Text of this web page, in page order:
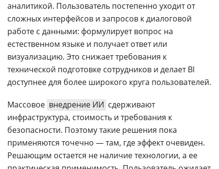
аналитикой. Пользователь постепенно уходит от
сложных интерфейсов и запросов к диалоговой
работе с данными: формулирует вопрос на
естественном языке и получает ответ или
визуализацию. Это снижает требования к
технической подготовке сотрудников и делает BI
доступнее для более широкого круга пользователей.
Массовое внедрение ИИ сдерживают
инфраструктура, стоимость и требования к
безопасности. Поэтому такие решения пока
применяются точечно — там, где эффект очевиден.
Решающим остается не наличие технологии, а ее